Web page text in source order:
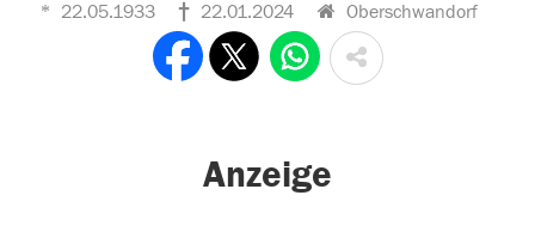
22.05.1933 22.01.2024 Oberschwandorf
Anzeige